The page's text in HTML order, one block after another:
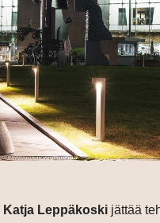
Katja Leppäkoski jättää